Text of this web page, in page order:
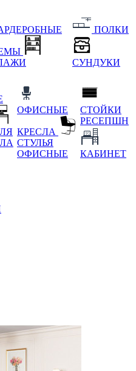
ПОЛКИ
СУНДУКИ
ОФИСНЫЕ
КРЕСЛА
СТУЛЬЯ
ОФИСНЫЕ
СТОЙКИ
РЕСЕПШН
КАБИНЕТ